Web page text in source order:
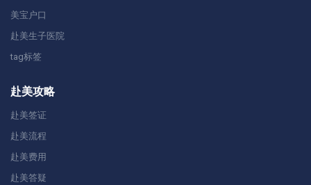
美宝户口
赴美生子医院
tag标签
赴美攻略
赴美签证
赴美流程
赴美费用
赴美答疑